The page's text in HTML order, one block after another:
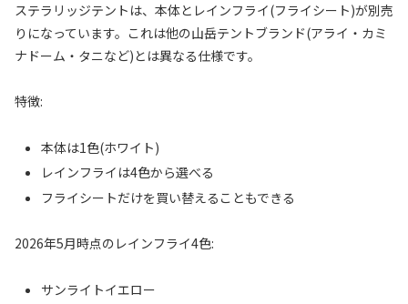
ステラリッジテントは、本体とレインフライ(フライシート)が別売
りになっています。これは他の山岳テントブランド(アライ・カミ
ナドーム・タニなど)とは異なる仕様です。
特徴:
本体は1色(ホワイト)
レインフライは4色から選べる
フライシートだけを買い替えることもできる
2026年5月時点のレインフライ4色:
サンライトイエロー